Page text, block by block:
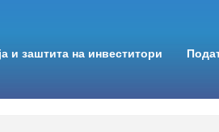
и заштита на инвеститори